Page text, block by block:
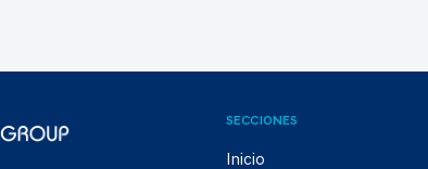
SECCIONES
Inicio